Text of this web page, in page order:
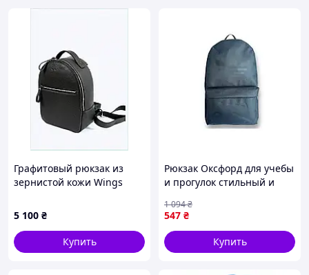
Графитовый рюкзак из
зернистой кожи Wings
5 100 ₴
Купить
Рюкзак Оксфорд для учебы
и прогулок стильный и
карманов
547 ₴
1 094₴
Купить